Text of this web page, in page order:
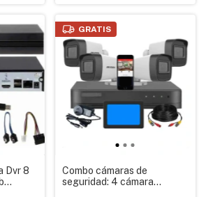
Dvr 8
GRATIS
Combo cámaras de
seguridad: 4 cámara